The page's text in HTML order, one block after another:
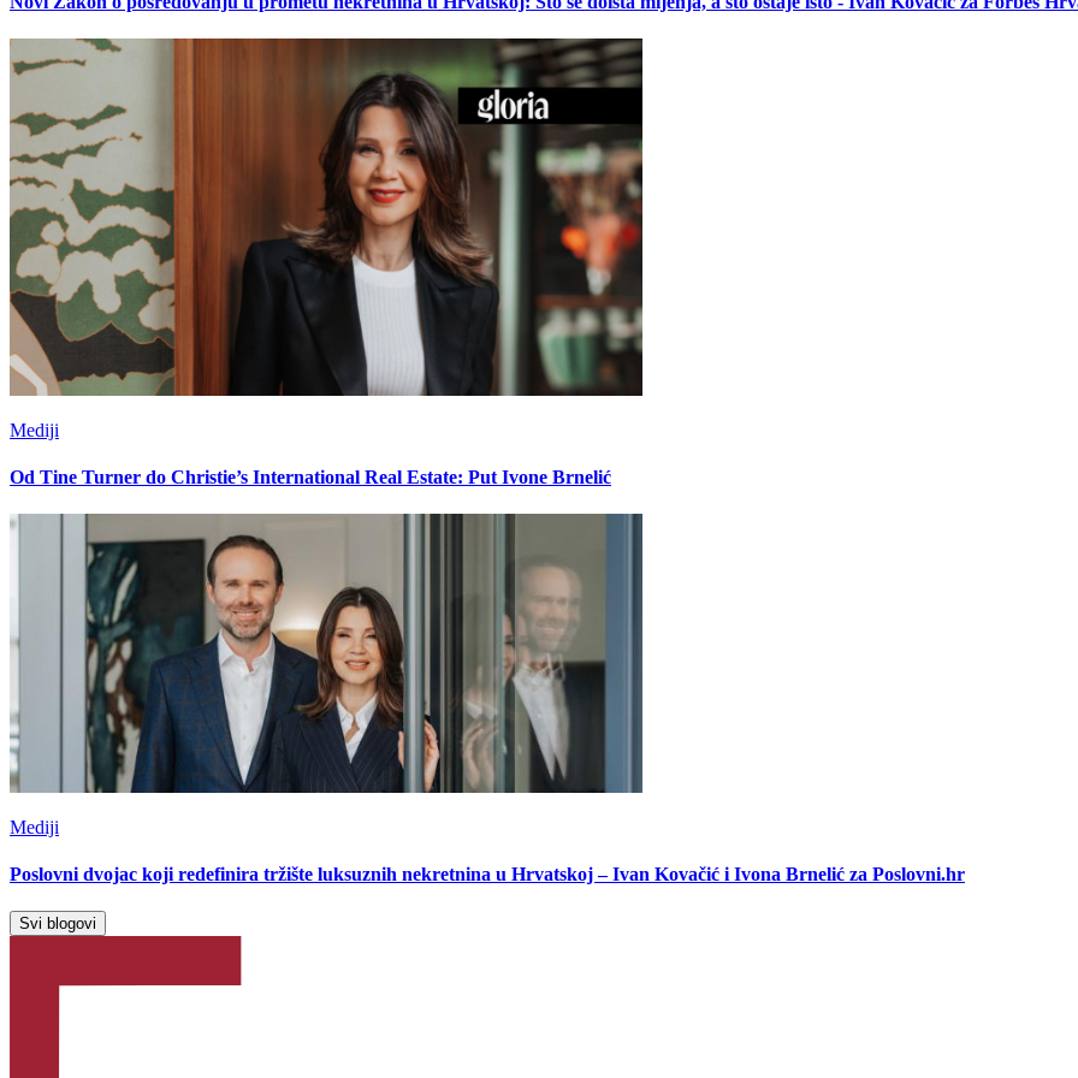
Mediji
Od Tine Turner do Christie’s International Real Estate: Put Ivone Brnelić
Mediji
Poslovni dvojac koji redefinira tržište luksuznih nekretnina u Hrvatskoj – Ivan Kovačić i Ivona Brnelić za Poslovni.hr
Svi blogovi